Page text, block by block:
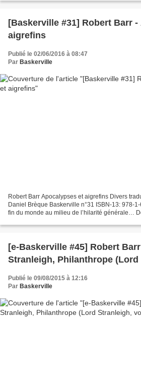
[Baskerville #31] Robert Barr
aigrefins
Publié le 02/06/2016 à 08:47
Par Baskerville
Robert Barr Apocalypses et aigrefins Divers
Daniel Brèque Baskerville n°31 ISBN-13: 978-
fin du monde au milieu de l’hilarité générale…
[e-Baskerville #45] Robert
Stranleigh, Philanthrope (Lord
Publié le 09/08/2015 à 12:16
Par Baskerville